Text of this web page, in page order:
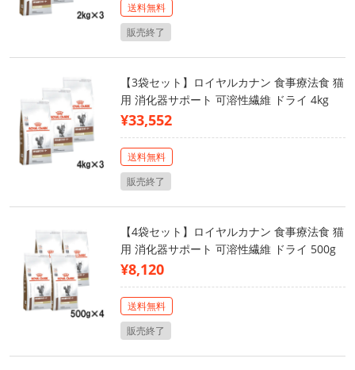
送料無料
販売終了
【3袋セット】ロイヤルカナン 食事療法食 猫
用 消化器サポート 可溶性繊維 ドライ 4kg
¥33,552
送料無料
販売終了
【4袋セット】ロイヤルカナン 食事療法食 猫
用 消化器サポート 可溶性繊維 ドライ 500g
¥8,120
送料無料
販売終了